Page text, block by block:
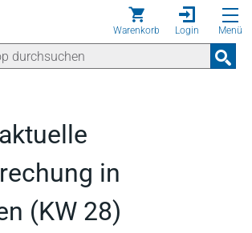
Warenkorb Login Menü
in
(KW 28)